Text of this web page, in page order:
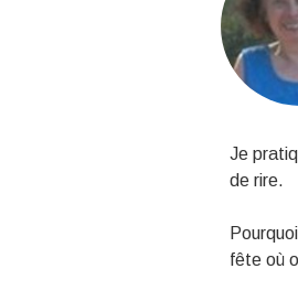
Je
de rire.
fête où